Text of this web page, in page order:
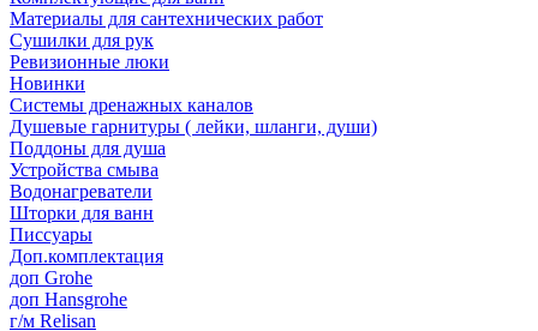
Материалы для сантехнических работ
Сушилки для рук
Ревизионные люки
Новинки
Системы дренажных каналов
Душевые гарнитуры ( лейки, шланги, души)
Поддоны для душа
Устройства смыва
Водонагреватели
Шторки для ванн
Писсуары
Доп.комплектация
доп Grohe
доп Hansgrohe
г/м Relisan